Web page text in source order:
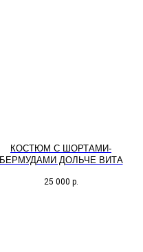
КОСТЮМ С ШОРТАМИ-
БЕРМУДАМИ ДОЛЬЧЕ ВИТА
25 000 р.